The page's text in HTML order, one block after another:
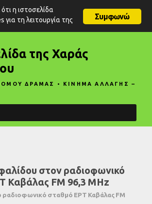
της Χαράς
ΔΡΑΜΑΣ • ΚΙΝΗΜΑ ΑΛΛΑΓΗΣ –
στον ραδιοφωνικό
Καβάλας FM 96,3 MHz
ραδιοφωνικό σταθμό ΕΡΤ Καβάλας FM
Συμφωνώ
η ιστοσελίδα
για τη λειτουργία της